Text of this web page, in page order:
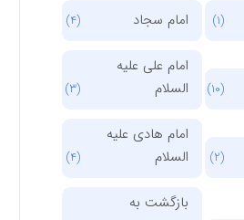
امام سجاد
امام علی علیه
السلام
امام هادی علیه
السلام
بازگشت به